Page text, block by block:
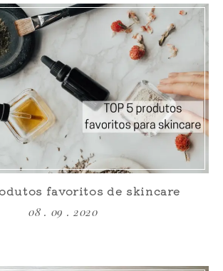
favoritos de skincare
08 . 09 . 2020